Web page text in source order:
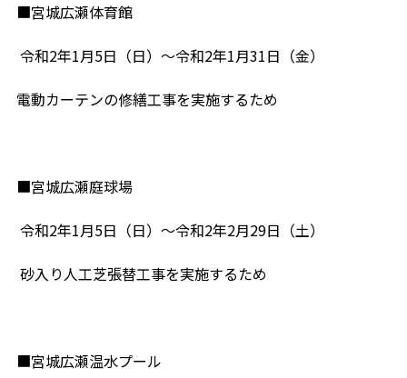
■宮城広瀬体育館
令和2年1月5日（日）～令和2年1月31日（金）
電動カーテンの修繕工事を実施するため
■宮城広瀬庭球場
令和2年1月5日（日）～令和2年2月29日（土）
砂入り人工芝張替工事を実施するため
■宮城広瀬温水プール